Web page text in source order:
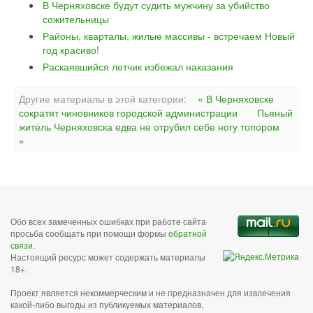
В Черняховске будут судить мужчину за убийство
сожительницы
Районы, кварталы, жилые массивы - встречаем Новый
год красиво!
Раскаявшийся летчик избежал наказания
Другие материалы в этой категории:
« В Черняховске
сократят чиновников городской администрации
Пьяный
житель Черняховска едва не отрубил себе ногу топором
»
Обо всех замеченных ошибках при работе сайта
просьба сообщать при помощи формы обратной
связи.
Настоящий ресурс может содержать материалы
18+.
Проект является некоммерческим и не предназначен для извлечения
какой-либо выгоды из публикуемых материалов,